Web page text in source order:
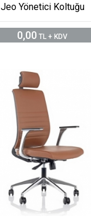
Jeo Yönetici Koltuğu
0,00 TL + KDV